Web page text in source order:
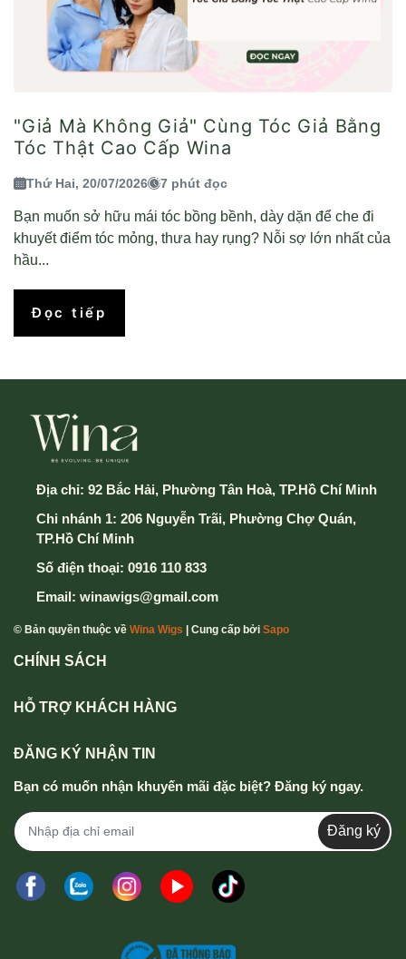
"Giả Mà Không Giả" Cùng Tóc Giả Bằng
Tóc Thật Cao Cấp Wina
Thứ Hai, 20/07/2026 7 phút đọc
Bạn muốn sở hữu mái tóc bồng bềnh, dày dặn để che đi
khuyết điểm tóc mỏng, thưa hay rụng? Nỗi sợ lớn nhất của
hầu...
Đọc tiếp
Địa chỉ: 92 Bắc Hải, Phường Tân Hoà, TP.Hồ Chí Minh
Chi nhánh 1: 206 Nguyễn Trãi, Phường Chợ Quán,
TP.Hồ Chí Minh
Số điện thoại: 0916 110 833
Email: winawigs@gmail.com
© Bản quyền thuộc về Wina Wigs | Cung cấp bởi Sapo
CHÍNH SÁCH
HỖ TRỢ KHÁCH HÀNG
ĐĂNG KÝ NHẬN TIN
Bạn có muốn nhận khuyến mãi đặc biệt? Đăng ký ngay.
Đăng ký